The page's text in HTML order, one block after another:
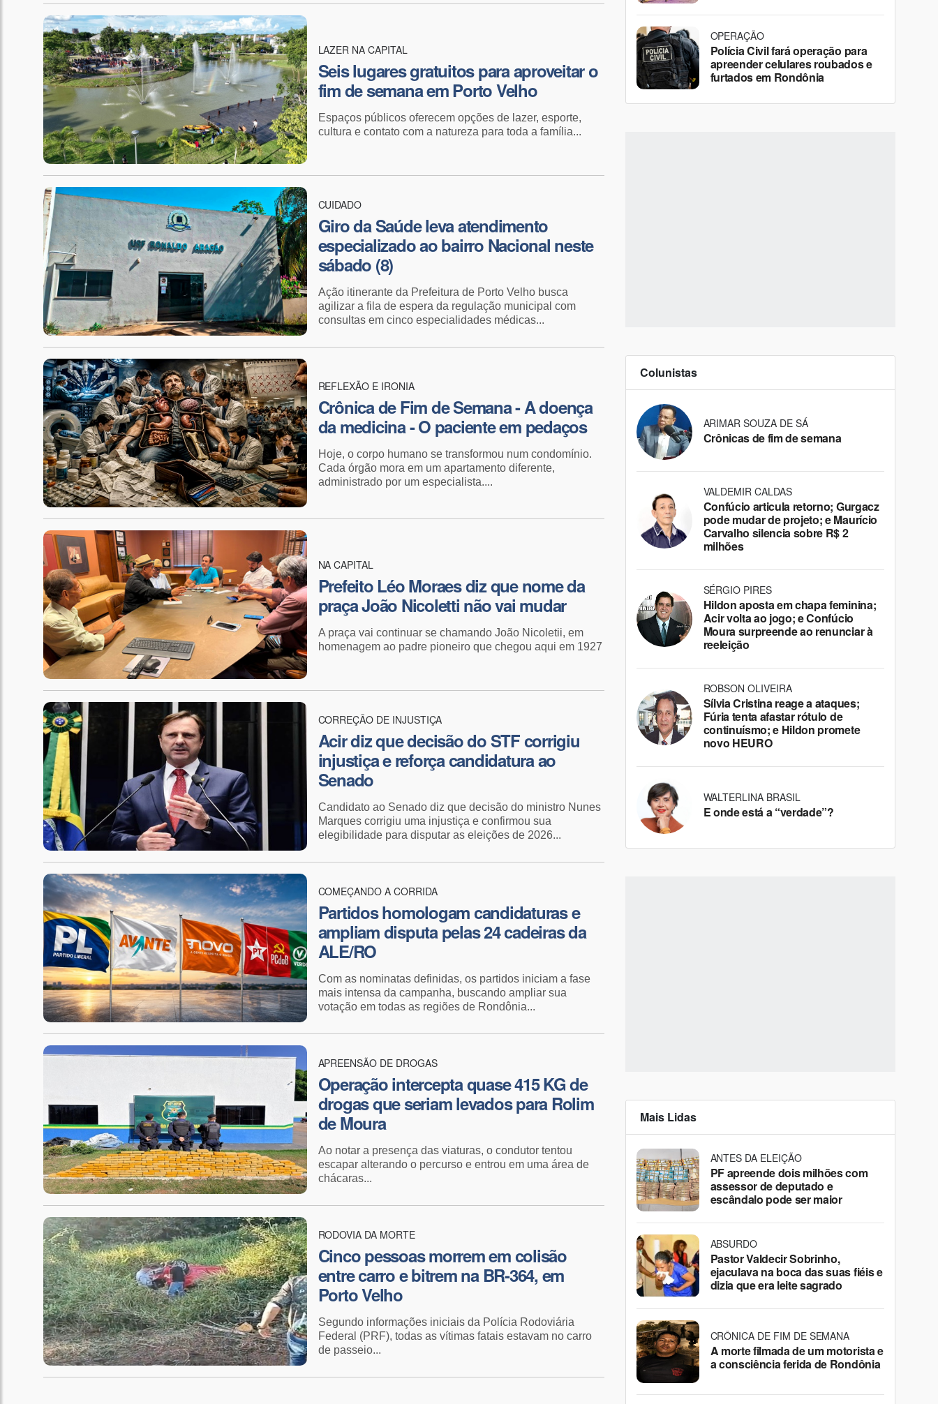
LAZER NA CAPITAL
Seis lugares gratuitos para aproveitar o
fim de semana em Porto Velho
Espaços públicos oferecem opções de lazer, esporte,
cultura e contato com a natureza para toda a família ...
CUIDADO
Giro da Saúde leva atendimento
especializado ao bairro Nacional neste
sábado (8)
Ação itinerante da Prefeitura de Porto Velho busca
agilizar a fila de espera da regulação municipal com
consultas em cinco especialidades médicas...
REFLEXÃO E IRONIA
Crônica de Fim de Semana - A doença
da medicina - O paciente em pedaços
Hoje, o corpo humano se transformou num condomínio.
Cada órgão mora em um apartamento diferente,
administrado por um especialista....
NA CAPITAL
Prefeito Léo Moraes diz que nome da
praça João Nicoletti não vai mudar
A praça vai continuar se chamando João Nicoletii, em
homenagem ao padre pioneiro que chegou aqui em 1927
CORREÇÃO DE INJUSTIÇA
Acir diz que decisão do STF corrigiu
injustiça e reforça candidatura ao
Senado
Candidato ao Senado diz que decisão do ministro Nunes
Marques corrigiu uma injustiça e confirmou sua
elegibilidade para disputar as eleições de 2026...
COMEÇANDO A CORRIDA
Partidos homologam candidaturas e
ampliam disputa pelas 24 cadeiras da
ALE/RO
Com as nominatas definidas, os partidos iniciam a fase
mais intensa da campanha, buscando ampliar sua
votação em todas as regiões de Rondônia...
APREENSÃO DE DROGAS
Operação intercepta quase 415 KG de
drogas que seriam levados para Rolim
de Moura
Ao notar a presença das viaturas, o condutor tentou
escapar alterando o percurso e entrou em uma área de
chácaras...
RODOVIA DA MORTE
Cinco pessoas morrem em colisão
entre carro e bitrem na BR-364, em
Porto Velho
Segundo informações iniciais da Polícia Rodoviária
Federal (PRF), todas as vítimas fatais estavam no carro
de passeio...
OPERAÇÃO
Polícia Civil fará operação para
apreender celulares roubados e
furtados em Rondônia
Colunistas
ARIMAR SOUZA DE SÁ
Crônicas de fim de semana
VALDEMIR CALDAS
Confúcio articula retorno; Gurgacz
pode mudar de projeto; e Maurício
Carvalho silencia sobre R$ 2
milhões
SÉRGIO PIRES
Hildon aposta em chapa feminina;
Acir volta ao jogo; e Confúcio
Moura surpreende ao renunciar à
reeleição
ROBSON OLIVEIRA
Sílvia Cristina reage a ataques;
Fúria tenta afastar rótulo de
continuísmo; e Hildon promete
novo HEURO
WALTERLINA BRASIL
E onde está a “verdade”?
Mais Lidas
ANTES DA ELEIÇÃO
PF apreende dois milhões com
assessor de deputado e
escândalo pode ser maior
ABSURDO
Pastor Valdecir Sobrinho,
ejaculava na boca das suas fiéis e
dizia que era leite sagrado
CRÔNICA DE FIM DE SEMANA
A morte filmada de um motorista e
a consciência ferida de Rondônia